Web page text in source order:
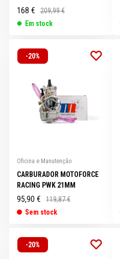
168 €
209,99 €
Em stock
-20%
Oficina e Manutenção
CARBURADOR MOTOFORCE
RACING PWK 21MM
95,90 €
119,87 €
Sem stock
-20%